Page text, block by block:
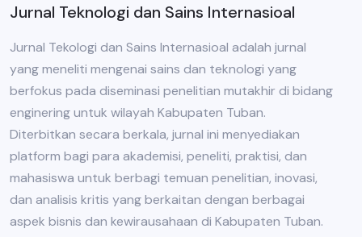
Jurnal Teknologi dan Sains Internasioal
Jurnal Tekologi dan Sains Internasioal adalah jurnal
yang meneliti mengenai sains dan teknologi yang
berfokus pada diseminasi penelitian mutakhir di bidang
enginering untuk wilayah Kabupaten Tuban.
Diterbitkan secara berkala, jurnal ini menyediakan
platform bagi para akademisi, peneliti, praktisi, dan
mahasiswa untuk berbagi temuan penelitian, inovasi,
dan analisis kritis yang berkaitan dengan berbagai
aspek bisnis dan kewirausahaan di Kabupaten Tuban.